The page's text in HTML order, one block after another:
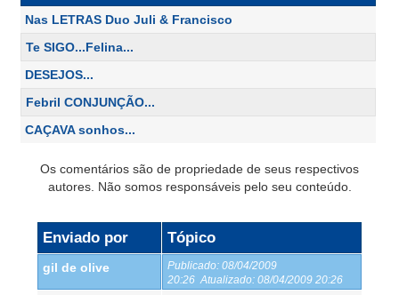
Nas LETRAS Duo Juli & Francisco
Te SIGO...Felina...
DESEJOS...
Febril CONJUNÇÃO...
CAÇAVA sonhos...
Os comentários são de propriedade de seus respectivos
autores. Não somos responsáveis pelo seu conteúdo.
Enviado por Tópico
gil de olive Publicado: 08/04/2009
20:26 Atualizado: 08/04/2009 20:26